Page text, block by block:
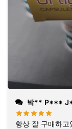
박** P***
항상 잘 구매하